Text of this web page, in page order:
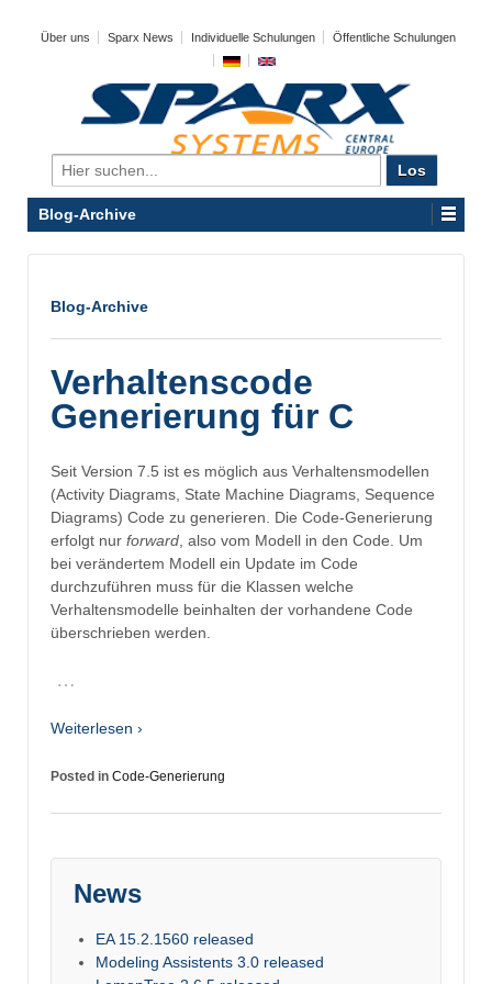
Über uns Sparx News Individuelle Schulungen Öffentliche Schulungen
Search
for:
Blog-Archive
Blog-Archive
Verhaltenscode
Generierung für C
Seit Version 7.5 ist es möglich aus Verhaltensmodellen
(Activity Diagrams, State Machine Diagrams, Sequence
Diagrams) Code zu generieren. Die Code-Generierung
erfolgt nur forward , also vom Modell in den Code. Um
bei verändertem Modell ein Update im Code
durchzuführen muss für die Klassen welche
Verhaltensmodelle beinhalten der vorhandene Code
überschrieben werden.
…
Weiterlesen ›
Posted in Code-Generierung
News
EA 15.2.1560 released
Modeling Assistents 3.0 released